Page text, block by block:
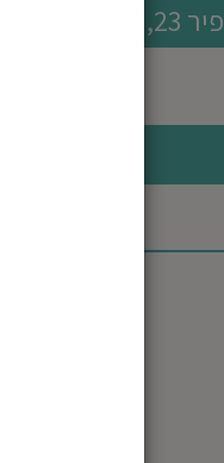
אשדוד